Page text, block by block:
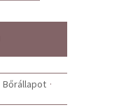
Bőrállapot ·